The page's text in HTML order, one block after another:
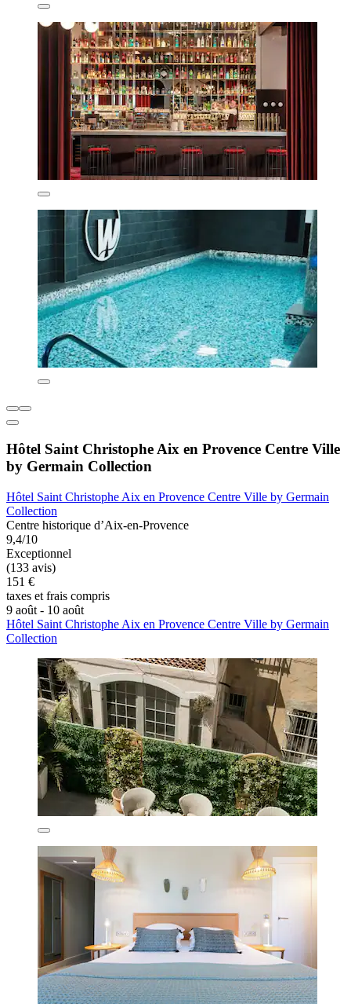
Hôtel Saint Christophe Aix en Provence Centre Ville
by Germain Collection
Hôtel Saint Christophe Aix en Provence Centre Ville by Germain
Collection
Centre historique d’Aix-en-Provence
9,4/10
Exceptionnel
(133 avis)
151 €
taxes et frais compris
9 août - 10 août
Hôtel Saint Christophe Aix en Provence Centre Ville by Germain
Collection